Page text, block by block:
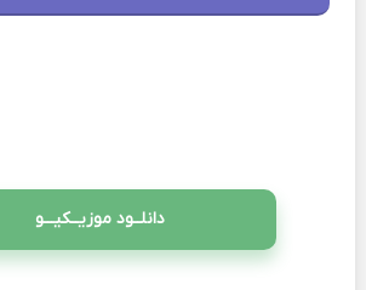
دانلــود موزیــکیـــو